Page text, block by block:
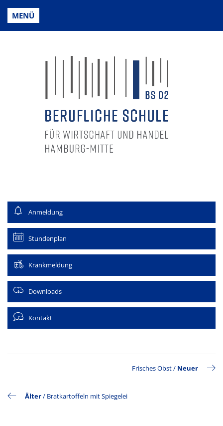
MENÜ
Anmeldung
Stundenplan
Krankmeldung
Downloads
Kontakt
Frisches Obst/ Neuer
Älter/ Bratkartoffeln mit Spiegelei